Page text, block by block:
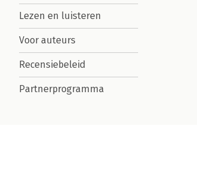
Lezen en luisteren
Voor auteurs
Recensiebeleid
Partnerprogramma